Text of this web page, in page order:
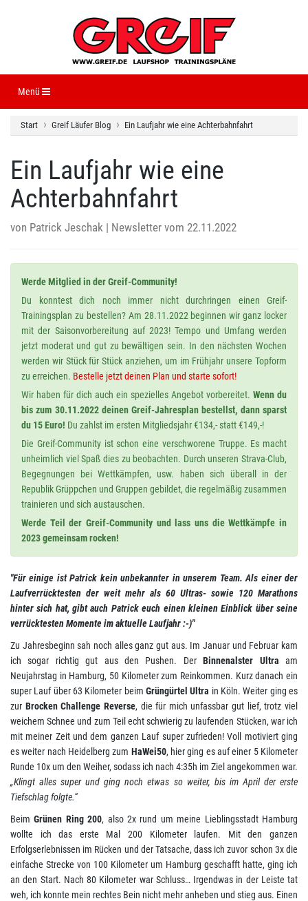
Menü Navigation ein-/ausblenden
Start Greif Läufer Blog Ein Laufjahr wie eine Achterbahnfahrt
Ein Laufjahr wie eine
Achterbahnfahrt
von Patrick Jeschak | Newsletter vom 22.11.2022
Werde Mitglied in der Greif-Community!
Du konntest dich noch immer nicht durchringen einen Greif-
Trainingsplan zu bestellen? Am 28.11.2022 beginnen wir ganz locker
mit der Saisonvorbereitung auf 2023! Tempo und Umfang werden
jetzt moderat und gut zu bewältigen sein. In den nächsten Wochen
werden wir Stück für Stück anziehen, um im Frühjahr unsere Topform
zu erreichen. Bestelle jetzt deinen Plan und starte sofort!
Wir haben für dich auch ein spezielles Angebot vorbereitet. Wenn du
bis zum 30.11.2022 deinen Greif-Jahresplan bestellst, dann sparst
du 15 Euro! Du zahlst im ersten Mitgliedsjahr €134,- statt €149,-!
Die Greif-Community ist schon eine verschworene Truppe. Es macht
unheimlich viel Spaß dies zu beobachten. Durch unseren Strava-Club,
Begegnungen bei Wettkämpfen, usw. haben sich überall in der
Republik Grüppchen und Gruppen gebildet, die regelmäßig zusammen
trainieren und sich austauschen.
Werde Teil der Greif-Community und lass uns die Wettkämpfe in
2023 gemeinsam rocken!
"Für einige ist Patrick kein unbekannter in unserem Team. Als einer der
Laufverrücktesten der weit mehr als 60 Ultras- sowie 120 Marathons
hinter sich hat, gibt auch Patrick euch einen kleinen Einblick über seine
verrücktesten Momente im aktuelle Laufjahr :-)"
Zu Jahresbeginn sah noch alles ganz gut aus. Im Januar und Februar kam
ich sogar richtig gut aus den Pushen. DerBinnenalster Ultra am
Neujahrstag in Hamburg, 50 Kilometer zum Reinkommen. Kurz danach ein
super Lauf über 63 Kilometer beim Grüngürtel Ultra in Köln. Weiter ging es
zur Brocken Challenge Reverse, die für mich unfassbar gut lief, trotz viel
weichem Schnee und zum Teil echt schwierig zu laufenden Stücken, war ich
mit meiner Zeit und dem ganzen Lauf super zufrieden! Voll motiviert ging
es weiter nach Heidelberg zum HaWei50, hier ging es auf einer 5 Kilometer
Runde 10x um den Weiher, sodass ich nach 4:35h im Ziel angekommen war.
„Klingt alles super und ging noch etwas so weiter, bis im April der erste
Tiefschlag folgte.“
BeimGrünen Ring 200, also 2x rund um meine Lieblingsstadt Hamburg
wollte ich das erste Mal 200 Kilometer laufen. Mit den ganzen
Erfolgserlebnissen im Rücken und der Tatsache, dass ich zuvor schon 3x die
einfache Strecke von 100 Kilometer um Hamburg geschafft hatte, ging ich
an den Start. Nach 80 Kilometer war Schluss… Irgendwas in der Leiste tat
weh, ich konnte mein rechtes Bein nicht mehr anheben und stieg aus. Einen